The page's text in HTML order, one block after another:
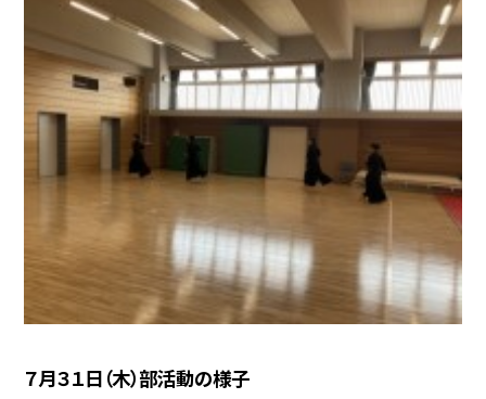
７月３１日（木）部活動の様子